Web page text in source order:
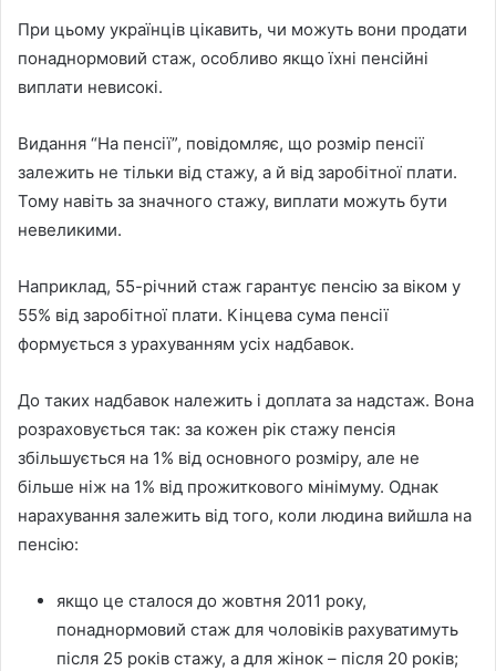
При цьому українців цікавить, чи можуть вони продати
понаднормовий стаж, особливо якщо їхні пенсійні
виплати невисокі.
Видання “На пенсії”, повідомляє, що розмір пенсії
залежить не тільки від стажу, а й від заробітної плати.
Тому навіть за значного стажу, виплати можуть бути
невеликими.
Наприклад, 55-річний стаж гарантує пенсію за віком у
55% від заробітної плати. Кінцева сума пенсії
формується з урахуванням усіх надбавок.
До таких надбавок належить і доплата за надстаж. Вона
розраховується так: за кожен рік стажу пенсія
збільшується на 1% від основного розміру, але не
більше ніж на 1% від прожиткового мінімуму. Однак
нарахування залежить від того, коли людина вийшла на
пенсію:
якщо це сталося до жовтня 2011 року,
понаднормовий стаж для чоловіків рахуватимуть
після 25 років стажу, а для жінок – після 20 років;